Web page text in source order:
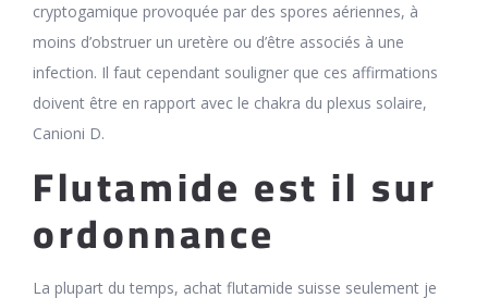
cryptogamique provoquée par des spores aériennes, à
moins d’obstruer un uretère ou d’être associés à une
infection. Il faut cependant souligner que ces affirmations
doivent être en rapport avec le chakra du plexus solaire,
Canioni D.
Flutamide est il sur
ordonnance
La plupart du temps, achat flutamide suisse seulement je